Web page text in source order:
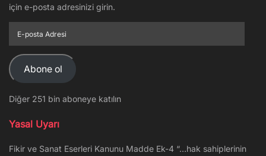
için e-posta adresinizi girin.
posta
Adresi
Abone ol
Diğer 251 bin aboneye katılın
Yasal Uyarı
Fikir ve Sanat Eserleri Kanunu Madde Ek-4 “…hak sahiplerinin